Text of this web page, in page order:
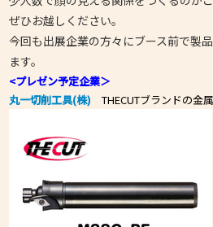
ぜひお越しください。
今回も出展企業の方々にブース前で製
ます。
<プレゼン予定企業＞
丸一切削工具(株)
THECUTブランドの金